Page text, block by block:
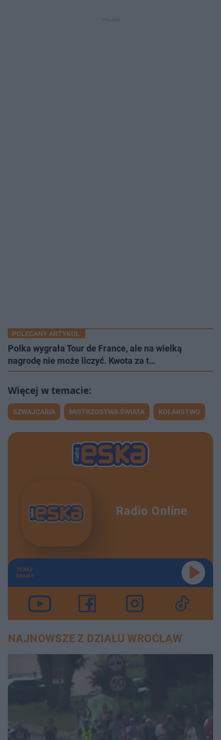
POLECANY ARTYKUŁ:
Polka wygrała Tour de France, ale na wielką
nagrodę nie może liczyć. Kwota za t…
SZWAJCARIA MISTRZOSTWA ŚWIATA KOLARSTWO
Radio Online
TERAZ
GRAMY
NAJNOWSZE Z DZIAŁU WROCŁAW